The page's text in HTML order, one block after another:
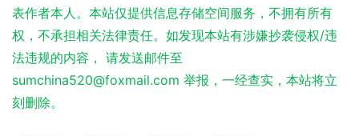
表作者本人。本站仅提供信息存储空间服务，不拥有所有
权，不承担相关法律责任。如发现本站有涉嫌抄袭侵权/违
法违规的内容， 请发送邮件至
sumchina520@foxmail.com 举报，一经查实，本站将立
刻删除。